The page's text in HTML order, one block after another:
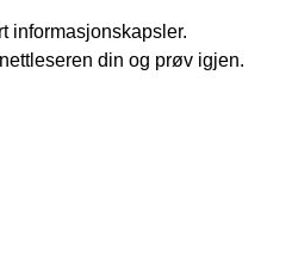
informasjonskapsler.
din og prøv igjen.